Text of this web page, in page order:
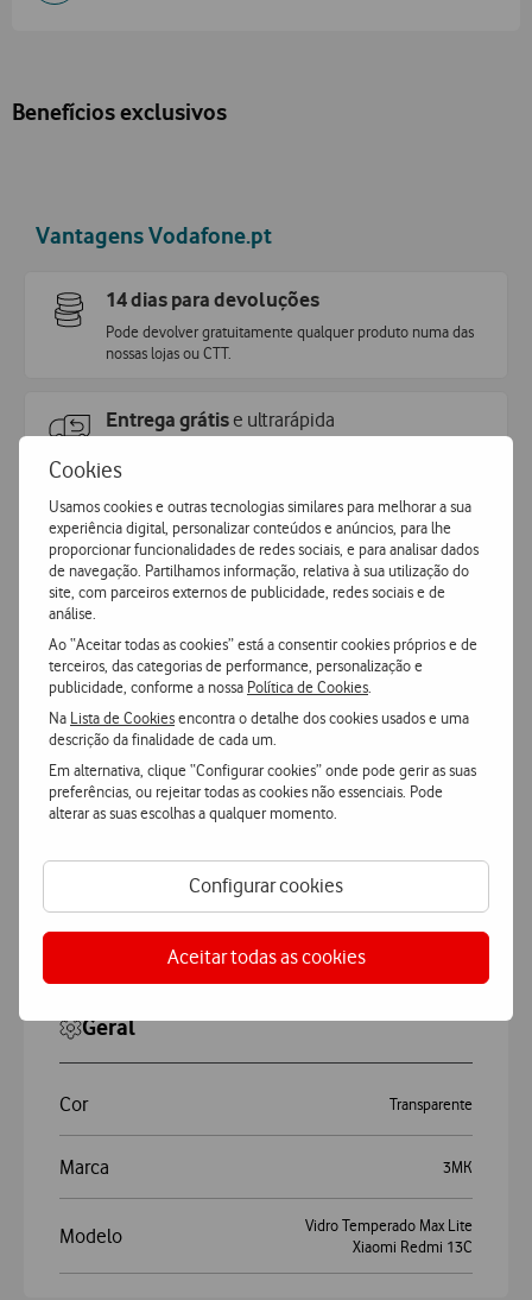
Cookies
Usamos cookies e outras tecnologias similares para melhorar a sua
experiência digital, personalizar conteúdos e anúncios, para lhe
proporcionar funcionalidades de redes sociais, e para analisar dados
de navegação. Partilhamos informação, relativa à sua utilização do
site, com parceiros externos de publicidade, redes sociais e de
análise.
Ao “Aceitar todas as cookies” está a consentir cookies próprios e de
terceiros, das categorias de performance, personalização e
publicidade, conforme a nossa Política de Cookies
Na Lista de Cookiesencontra o detalhe dos cookies usados e uma
descrição da finalidade de cada um.
Em alternativa, clique “Configurar cookies” onde pode gerir as suas
preferências, ou rejeitar todas as cookies não essenciais. Pode
alterar as suas escolhas a qualquer momento.
Configurar cookies
Aceitar todas as cookies
Benefícios exclusivos
Vantagens Vodafone.pt
14 dias para devoluções
Pode devolver gratuitamente qualquer produto numa das
nossas lojas ou CTT.
Entrega grátis e ultrarápida
seguinte
Pagamentosimples e seguro
Pague de forma segura com MBWay ou Cartão de Crédito.
Características
Accordeon
Mais Características
3MK Vidro Temperado Max Lite Xiaomi Redmi
Geral
Cor Transparente
Marca 3MK
Modelo
Vidro Temperado Max Lite
Xiaomi Redmi 13C